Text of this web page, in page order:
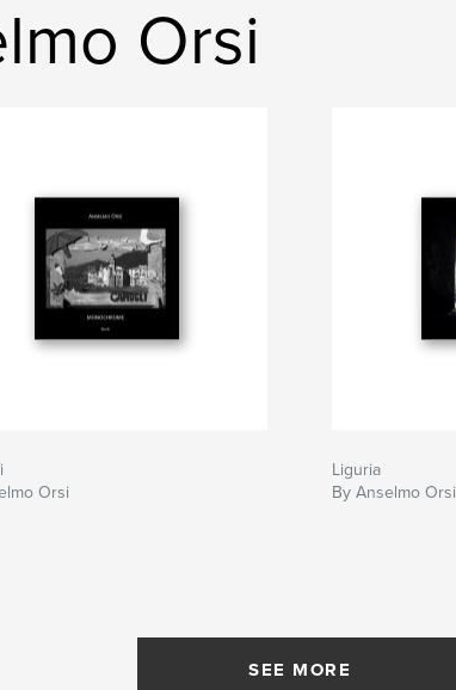
Orsi
Orsi
Liguria
By Anselmo Orsi
SEE MORE